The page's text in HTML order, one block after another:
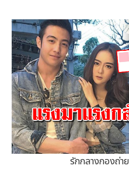
รักกลางกองถ่าย